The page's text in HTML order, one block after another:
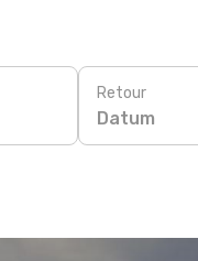
Retour
Datum